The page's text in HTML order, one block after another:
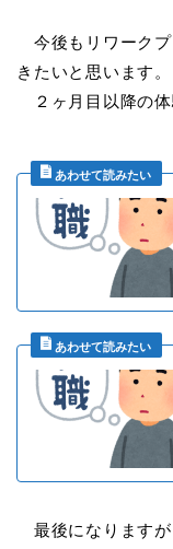
今後もリワークプ
きたいと思います。
２ヶ月目以降の体
最後になりますが